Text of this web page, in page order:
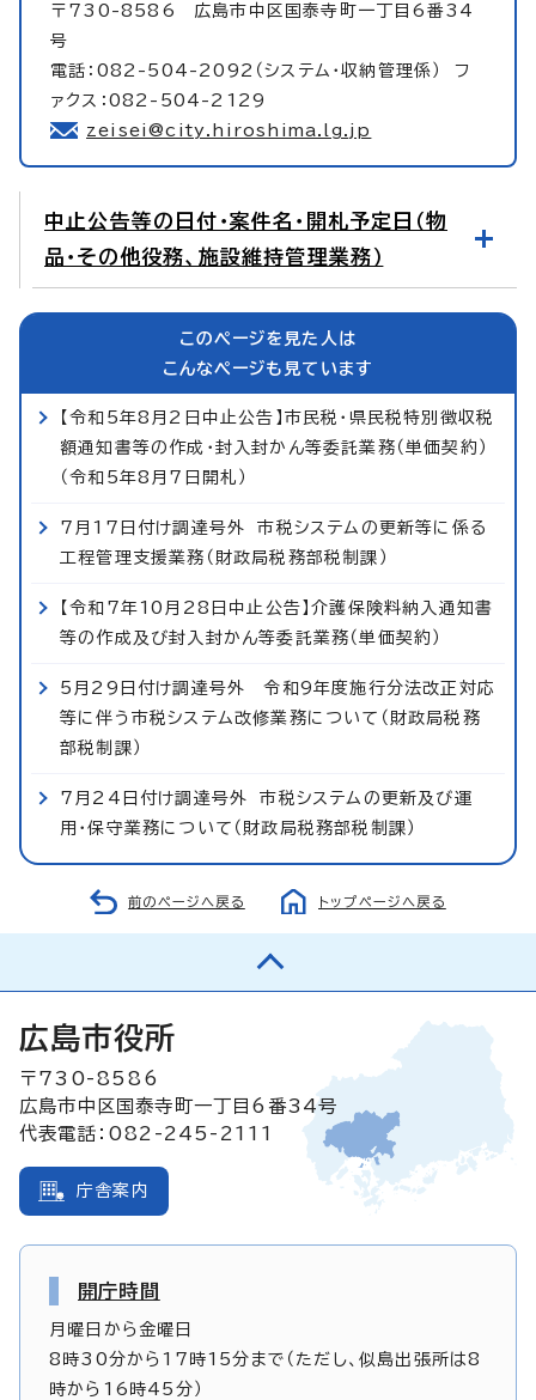
〒730-8586 広島市中区国泰寺町一丁目6番34
号
電話：082-504-2092（システム・収納管理係） フ
ァクス：082-504-2129
zeisei@city.hiroshima.lg.jp
中止公告等の日付・案件名・開札予定日（物
品・その他役務、施設維持管理業務）
このページを見た人は
こんなページも見ています
【令和5年8月2日中止公告】市民税・県民税特別徴収税
額通知書等の作成・封入封かん等委託業務（単価契約）
（令和5年8月7日開札）
7月17日付け調達号外 市税システムの更新等に係る
工程管理支援業務（財政局税務部税制課）
【令和7年10月28日中止公告】介護保険料納入通知書
等の作成及び封入封かん等委託業務（単価契約）
5月29日付け調達号外 令和9年度施行分法改正対応
等に伴う市税システム改修業務について（財政局税務
部税制課）
7月24日付け調達号外 市税システムの更新及び運
用・保守業務について（財政局税務部税制課）
前のページへ戻る トップページへ戻る
広島市役所
〒730-8586
広島市中区国泰寺町一丁目6番34号
代表電話：082-245-2111
庁舎案内
開庁時間
月曜日から金曜日
8時30分から17時15分まで（ただし、似島出張所は8
時から16時45分）